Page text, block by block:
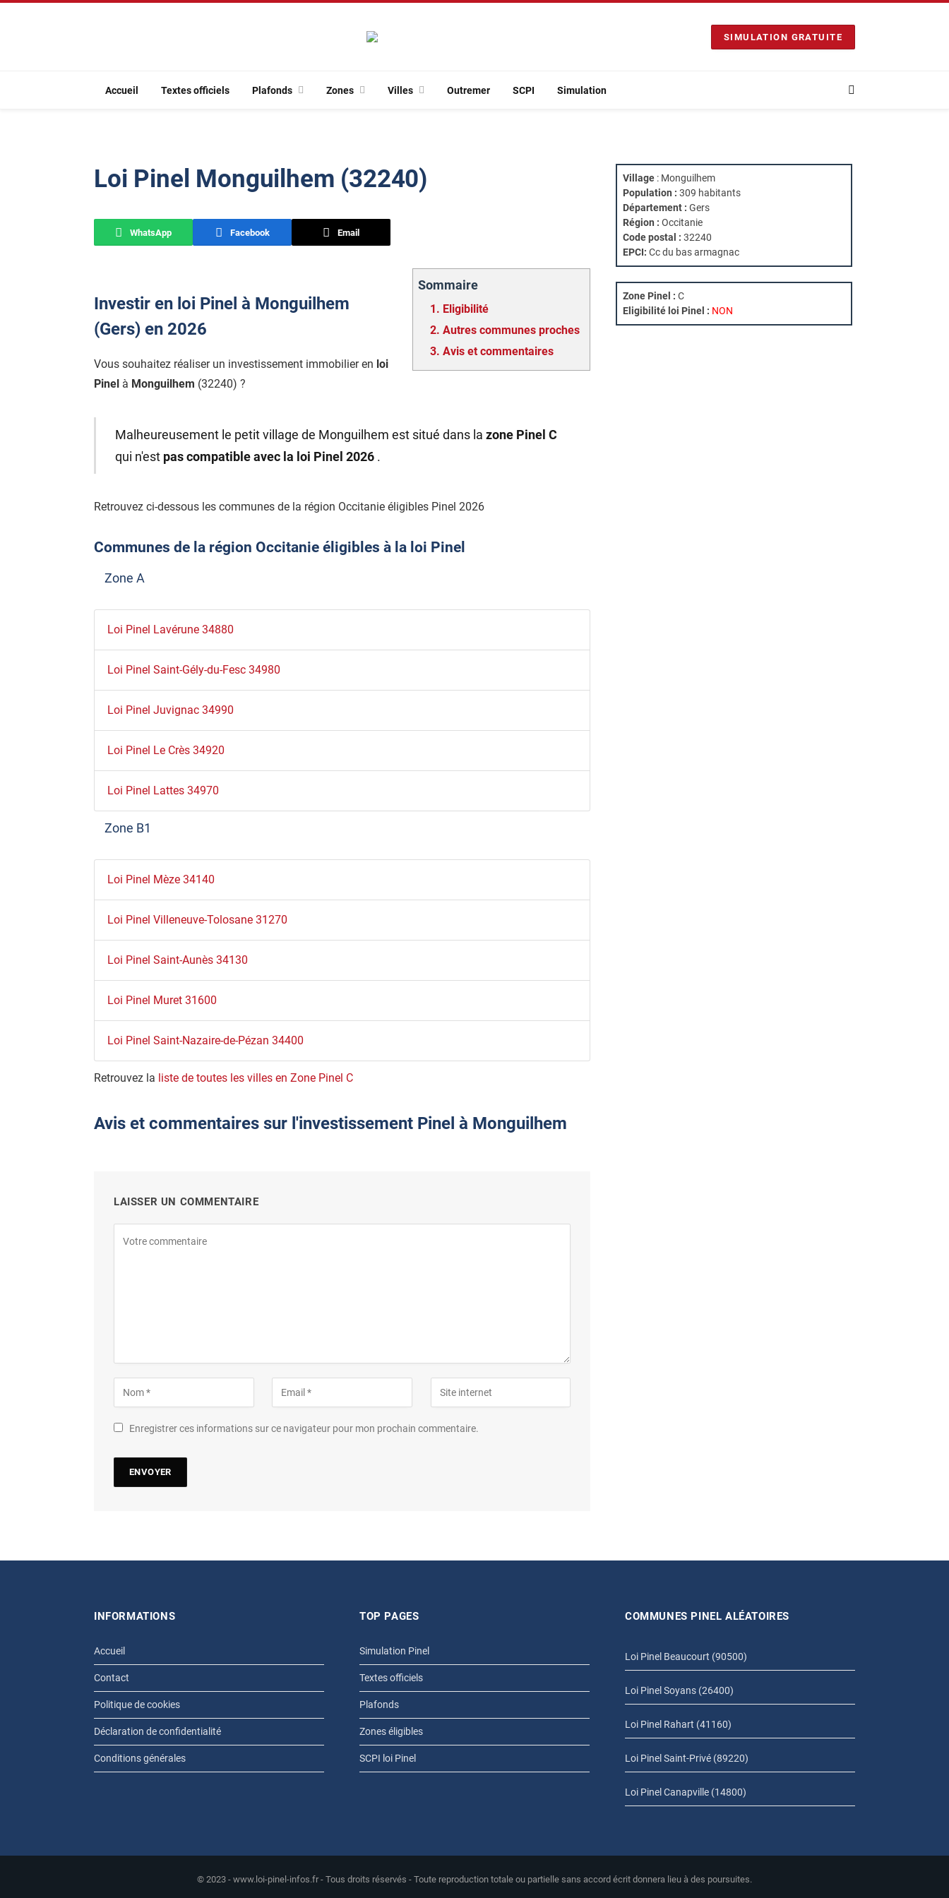
SIMULATION GRATUITE
Accueil Textes officiels Plafonds Zones Villes Outremer SCPI Simulation
Loi Pinel Monguilhem (32240)
WhatsApp Facebook Email
Sommaire
1. Eligibilité
2. Autres communes proches
3. Avis et commentaires
Investir en loi Pinel à Monguilhem
(Gers) en 2026
Vous souhaitez réaliser un investissement immobilier en loi
Pinel à Monguilhem (32240) ?
Malheureusement le petit village de Monguilhem est situé dans la zone Pinel C
qui n'est pas compatible avec la loi Pinel 2026 .
Retrouvez ci-dessous les communes de la région Occitanie éligibles Pinel 2026
Communes de la région Occitanie éligibles à la loi Pinel
Zone A
Loi Pinel Lavérune 34880
Loi Pinel Saint-Gély-du-Fesc 34980
Loi Pinel Juvignac 34990
Loi Pinel Le Crès 34920
Loi Pinel Lattes 34970
Zone B1
Loi Pinel Mèze 34140
Loi Pinel Villeneuve-Tolosane 31270
Loi Pinel Saint-Aunès 34130
Loi Pinel Muret 31600
Loi Pinel Saint-Nazaire-de-Pézan 34400
Retrouvez la liste de toutes les villes en Zone Pinel C
Avis et commentaires sur l'investissement Pinel à Monguilhem
LAISSER UN COMMENTAIRE
Enregistrer ces informations sur ce navigateur pour mon prochain commentaire.
Village : Monguilhem
Population : 309 habitants
Département : Gers
Région : Occitanie
Code postal : 32240
EPCI: Cc du bas armagnac
Zone Pinel : C
Eligibilité loi Pinel : NON
INFORMATIONS
Accueil
Contact
Politique de cookies
Déclaration de confidentialité
Conditions générales
TOP PAGES
Simulation Pinel
Textes officiels
Plafonds
Zones éligibles
SCPI loi Pinel
COMMUNES PINEL ALÉATOIRES
Loi Pinel Beaucourt (90500)
Loi Pinel Soyans (26400)
Loi Pinel Rahart (41160)
Loi Pinel Saint-Privé (89220)
Loi Pinel Canapville (14800)
© 2023 - www.loi-pinel-infos.fr - Tous droits réservés - Toute reproduction totale ou partielle sans accord écrit donnera lieu à des poursuites.